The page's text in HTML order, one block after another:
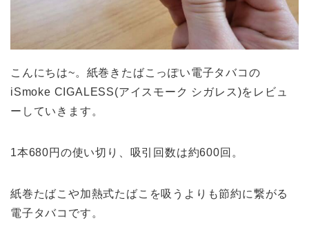
こんにちは~。紙巻きたばこっぽい電子タバコの
iSmoke CIGALESS(アイスモーク シガレス)をレビュ
ーしていきます。
1本680円の使い切り、吸引回数は約600回。
紙巻たばこや加熱式たばこを吸うよりも節約に繋がる
電子タバコです。